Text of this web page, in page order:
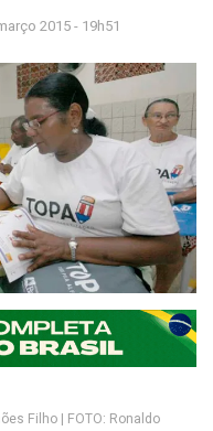
2015 - 19h51
Filho | FOTO: Ronaldo